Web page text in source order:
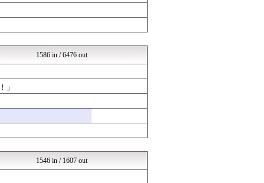
浮気ちゃんねる
阪神タイガースちゃんねる
気団まとめ-噫無情-｜嫁・...
ウマツイちゃんねる
あじあニュースちゃんねる
1586 in / 6476 out
」
1546 in / 1607 out